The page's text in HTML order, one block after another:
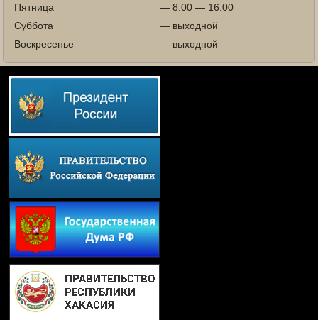
Пятница
— 8.00 — 16.00
Суббота
— выходной
Воскресенье
— выходной